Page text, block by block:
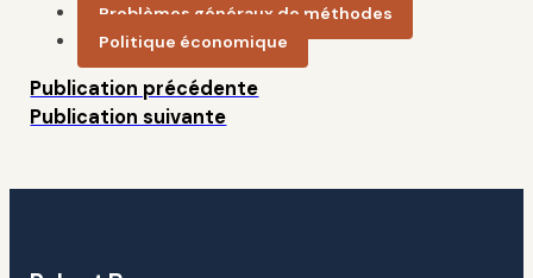
Problèmes généraux de méthodes
Politique économique
Publication précédente
Publication suivante